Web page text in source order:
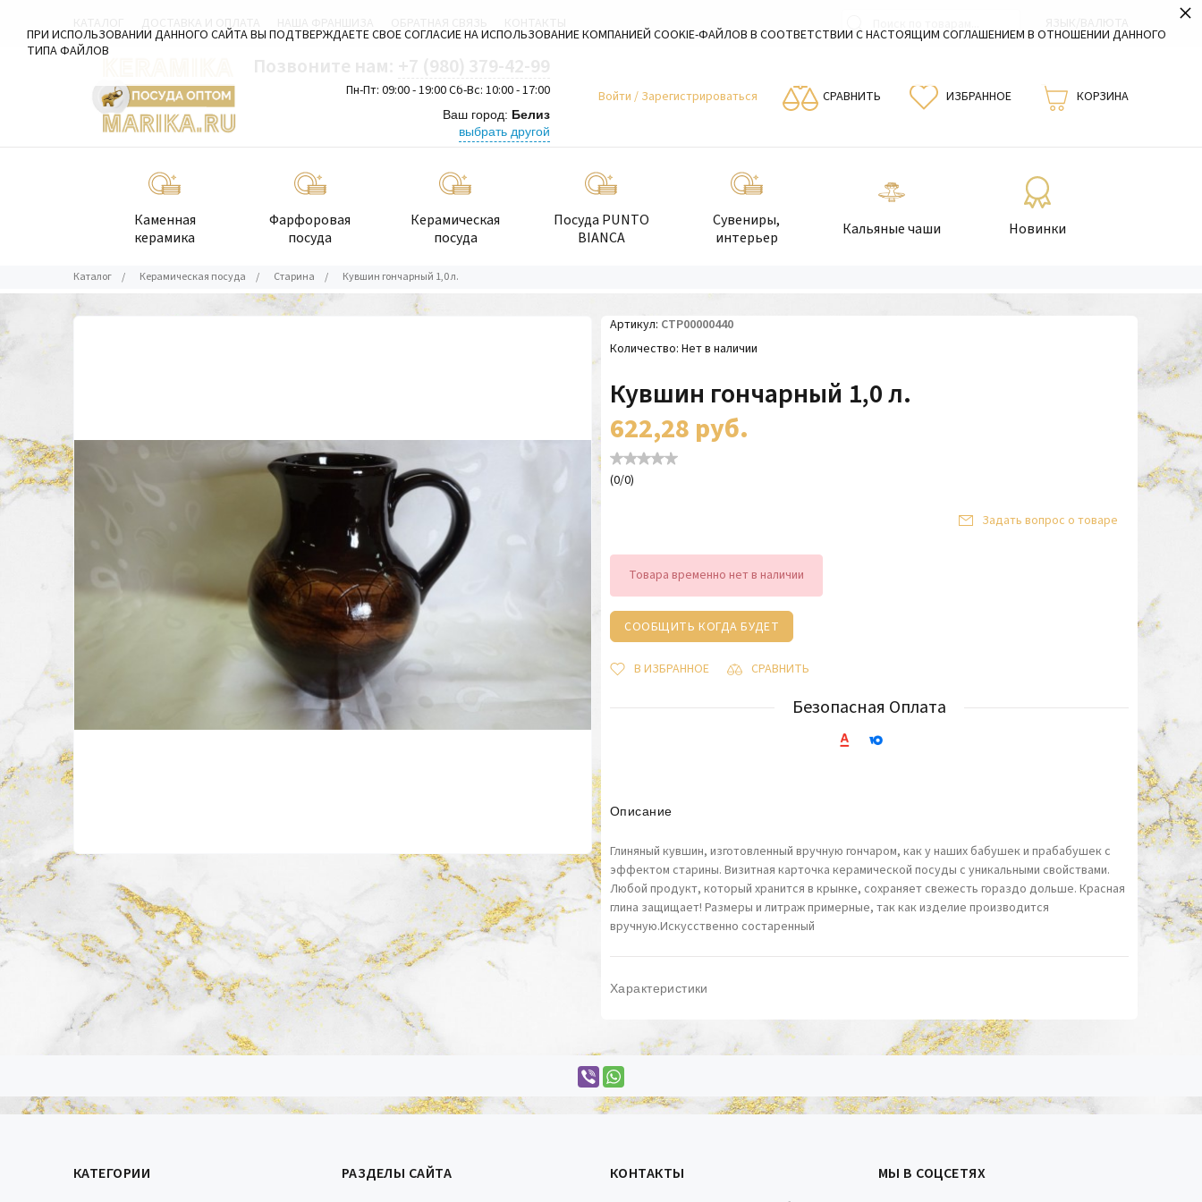
ДОСТАВКА И ОПЛАТА
Пн-Пт: 09:00 - 19:00 Сб-Вс: 10:00 - 17:00
Ваш город: Белиз
выбрать другой
Войти / Зарегистрироваться СРАВНИТЬ ИЗБРАННОЕ КОРЗИНА
Каменная
керамика
Фарфоровая
посуда
Керамическая
посуда
Посуда PUNTO
BIANCA
Сувениры,
интерьер
Кальяные чаши Новинки
Каталог / Керамическая посуда / Старина / Кувшин гончарный 1,0 л.
Артикул СТР00000440
Количество Нет в наличии
Кувшин гончарный 1,0 л.
622,28 руб.
(0/0)
Задать вопрос о товаре
Товара временно нет в наличии
СООБЩИТЬ КОГДА БУДЕТ
В ИЗБРАННОЕ СРАВНИТЬ
Безопасная Оплата
Описание
Глиняный кувшин, изготовленный вручную гончаром, как у наших бабушек и прабабушек с
эффектом старины. Визитная карточка керамической посуды с уникальными свойствами.
Любой продукт, который хранится в крынке, сохраняет свежесть гораздо дольше. Красная
глина защищает! Размеры и литраж примерные, так как изделие производится
вручную.Искусственно состаренный
Характеристики
КАТЕГОРИИ РАЗДЕЛЫ САЙТА КОНТАКТЫ МЫ В СОЦСЕТЯХ
ПРИ ИСПОЛЬЗОВАНИИ ДАННОГО САЙТА ВЫ ПОДТВЕРЖДАЕТЕ СВОЕ СОГЛАСИЕ НА ИСПОЛЬЗОВАНИЕ КОМПАНИЕЙ COOKIE-ФАЙЛОВ В СООТВЕТСТВИИ С НАСТОЯЩИМ СОГЛАШЕНИЕМ В ОТНОШЕНИИ ДАННОГО
ТИПА ФАЙЛОВ
×